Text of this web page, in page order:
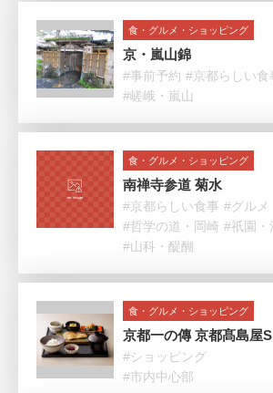
食・グルメ・ショッピング
京・嵐山錦
#事前予約 #京都らしい食
#嵯峨・嵐山
食・グルメ・ショッピング
南禅寺参道 菊水
#京都らしい食事 #グルメ
#哲学の道・岡崎 #祇園・
#山科・醍醐
食・グルメ・ショッピング
京都一の傳 京都髙島屋
#ショッピング
#市内中心部